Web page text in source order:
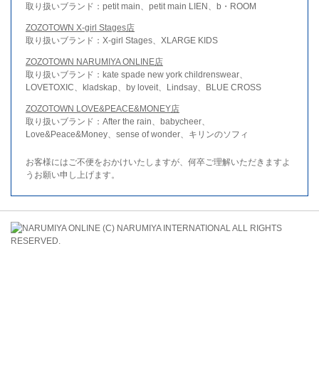
取り扱いブランド：petit main、petit main LIEN、b・ROOM
ZOZOTOWN X-girl Stages店
取り扱いブランド：X-girl Stages、XLARGE KIDS
ZOZOTOWN NARUMIYA ONLINE店
取り扱いブランド：kate spade new york childrenswear、
LOVETOXIC、kladskap、by loveit、Lindsay、BLUE CROSS
ZOZOTOWN LOVE&PEACE&MONEY店
取り扱いブランド：After the rain、babycheer、
Love&Peace&Money、sense of wonder、キリンのソフィ
お客様にはご不便をおかけいたしますが、何卒ご理解いただきますよ
うお願い申し上げます。